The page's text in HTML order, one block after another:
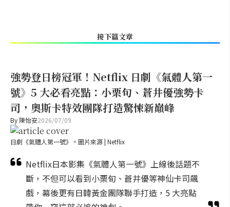
接下篇文章
強勢登日榜冠軍！Netflix 日劇《氣體人第一
號》5 大必看亮點：小栗旬、蒼井優強勢卡
司，奧斯卡特效團隊打造驚悚新巔峰
By 陳怡安2026/07/09
日劇《氣體人第一號》。圖片來源 | Netflix
Netflix日本影集《氣體人第一號》上線後話題不
斷，不但可以看到小栗旬、蒼井優等神仙卡司飆
戲，幕後更有日韓黃金團隊聯手打造，5 大亮點